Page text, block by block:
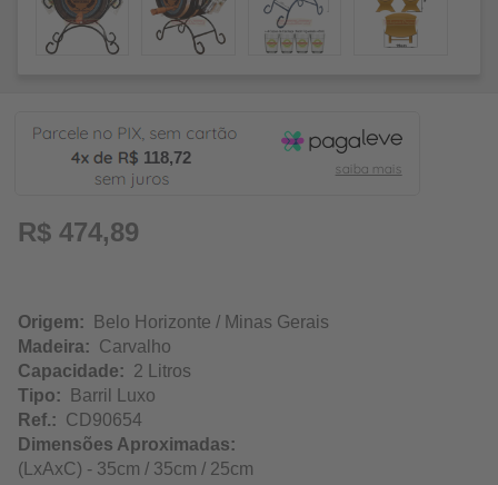
118,72
R$ 474,89
Origem: Belo Horizonte / Minas Gerais
Madeira: Carvalho
Capacidade: 2 Litros
Tipo: Barril Luxo
Ref.: CD90654
Dimensões Aproximadas:
(LxAxC) - 35cm / 35cm / 25cm